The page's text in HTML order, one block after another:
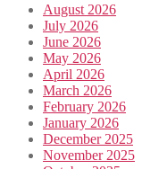
August 2026
July 2026
June 2026
May 2026
April 2026
March 2026
February 2026
January 2026
December 2025
November 2025